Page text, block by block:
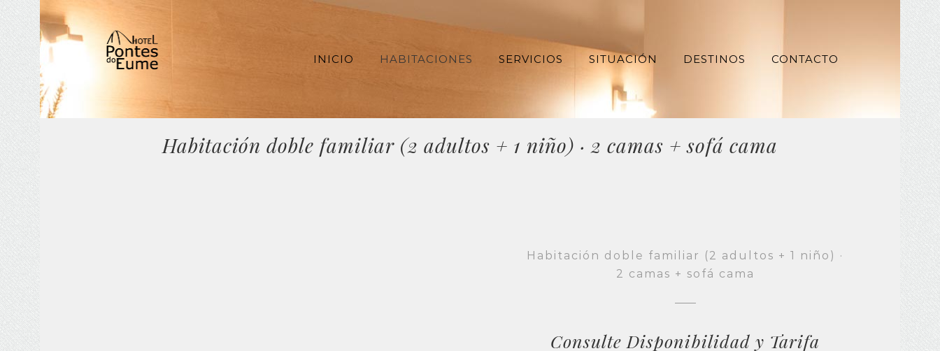
Saltar
contenido
INICIO HABITACIONES SERVICIOS SITUACIÓN DESTINOS CONTACTO
Habitación doble familiar (2 adultos + 1 niño) · 2 camas + sofá cama
Habitación doble familiar (2 adultos + 1 niño) ·
2 camas + sofá cama
Consulte Disponibilidad y Tarifa